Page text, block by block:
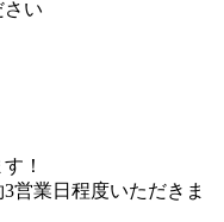
さい
！
営業日程度いただきま